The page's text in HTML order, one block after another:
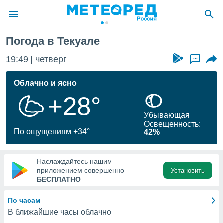
о
Вы можете
к этому
доступ
Погода в Текуале
19:49 четверг ...
Облачно и ясно
+28°
По ощущениям +34°
Убывающая
Освещенность:
42%
Наслаждайтесь нашим
приложением совершенно
БЕСПЛАТНО
Установить
По часам
В ближайшие часы облачно